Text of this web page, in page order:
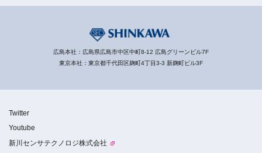
広島本社：広島県広島市中区中町8-12 広島グリーンビル7F
東京本社：東京都千代田区麹町4丁目3-3 新麹町ビル3F
Twitter
Youtube
新川センサテクノロジ株式会社